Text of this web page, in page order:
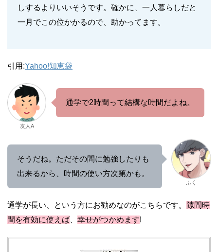
しするよりいいそうです。確かに、一人暮らしだと
一月でこの位かかるので、助かってます。
引用:Yahoo!知恵袋
友人A
通学で2時間って結構な時間だよね。
そうだね。ただその間に勉強したりも
出来るから、時間の使い方次第かも。
ふく
通学が長い、という方にお勧めなのがこちらです。
隙間時
間を有効に使えば
幸せがつかめます!